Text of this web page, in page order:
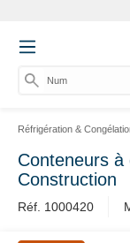
Numér
Réfrigération &
Conteneurs
Construction
Réf. 1000420